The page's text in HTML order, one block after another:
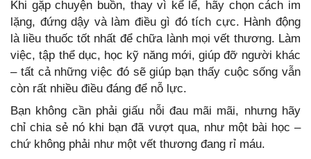
Khi gặp chuyện buồn, thay vì kể lể, hãy chọn cách im
lặng, đứng dậy và làm điều gì đó tích cực. Hành động
là liều thuốc tốt nhất để chữa lành mọi vết thương. Làm
việc, tập thể dục, học kỹ năng mới, giúp đỡ người khác
– tất cả những việc đó sẽ giúp bạn thấy cuộc sống vẫn
còn rất nhiều điều đáng để nỗ lực.
Bạn không cần phải giấu nỗi đau mãi mãi, nhưng hãy
chỉ chia sẻ nó khi bạn đã vượt qua, như một bài học –
chứ không phải như một vết thương đang rỉ máu.